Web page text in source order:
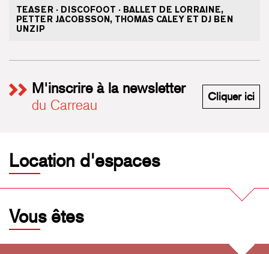
TEASER · DISCOFOOT · BALLET DE LORRAINE,
PETTER JACOBSSON, THOMAS CALEY ET DJ BEN
UNZIP
M'inscrire à la newsletter
du Carreau
Cliquer ici
Location d'espaces
Vous êtes